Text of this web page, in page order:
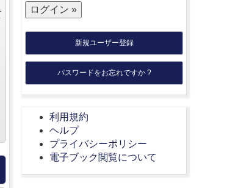
新規ユーザー登録
パスワードをお忘れですか ?
利用規約
ヘルプ
プライバシーポリシー
電子ブック閲覧について